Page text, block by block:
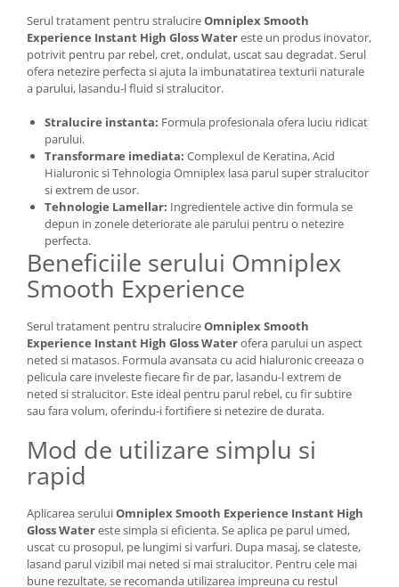
Serul tratament pentru stralucireOmniplex Smooth
Experience Instant High Gloss Watereste un produs inovator,
potrivit pentru par rebel, cret, ondulat, uscat sau degradat. Serul
ofera netezire perfecta si ajuta la imbunatatirea texturii naturale
a parului, lasandu-l fluid si stralucitor.
Stralucire instanta: Formula profesionala ofera luciu ridicat
parului.
Transformare imediata: Complexul de Keratina, Acid
Hialuronic si Tehnologia Omniplex lasa parul super stralucitor
si extrem de usor.
Tehnologie Lamellar: Ingredientele active din formula se
depun in zonele deteriorate ale parului pentru o netezire
perfecta.
Beneficiile serului Omniplex
Smooth Experience
Serul tratament pentru stralucireOmniplex Smooth
Experience Instant High Gloss Waterofera parului un aspect
neted si matasos. Formula avansata cu acid hialuronic creeaza o
pelicula care inveleste fiecare fir de par, lasandu-l extrem de
neted si stralucitor. Este ideal pentru parul rebel, cu fir subtire
sau fara volum, oferindu-i fortifiere si netezire de durata.
Mod de utilizare simplu si
rapid
Aplicarea seruluiOmniplex Smooth Experience Instant High
Gloss Watereste simpla si eficienta. Se aplica pe parul umed,
uscat cu prosopul, pe lungimi si varfuri. Dupa masaj, se clateste,
lasand parul vizibil mai neted si mai stralucitor. Pentru cele mai
bune rezultate, se recomanda utilizarea impreuna cu restul